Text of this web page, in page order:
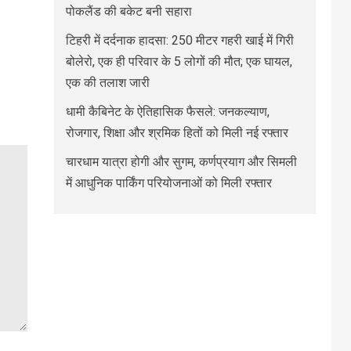
पोकलैंड की बकेट बनी सहारा
टिहरी में दर्दनाक हादसा: 250 मीटर गहरी खाई में गिरी
बोलेरो, एक ही परिवार के 5 लोगों की मौत; एक घायल,
एक की तलाश जारी
धामी कैबिनेट के ऐतिहासिक फैसले: जनकल्याण,
रोजगार, शिक्षा और श्रमिक हितों को मिली नई रफ्तार
चारधाम यात्रा होगी और सुगम, कर्णप्रयाग और सिमली
में आधुनिक पार्किंग परियोजनाओं को मिली रफ्तार